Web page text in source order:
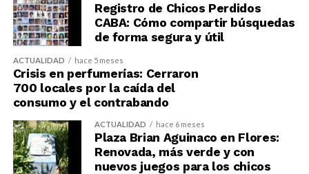
Registro de Chicos Perdidos
CABA: Cómo compartir búsquedas
de forma segura y útil
ACTUALIDAD hace 5 meses
Crisis en perfumerías: Cerraron
700 locales por la caída del
consumo y el contrabando
ACTUALIDAD hace 6 meses
Plaza Brian Aguinaco en Flores:
Renovada, más verde y con
nuevos juegos para los chicos